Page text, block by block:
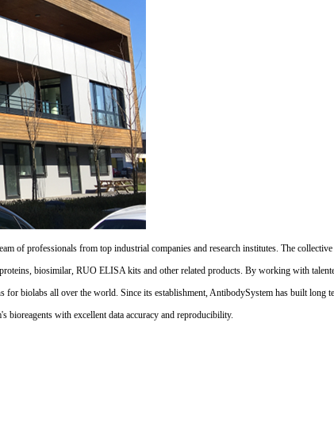
of professionals from top industrial companies and research institutes. The
biosimilar, RUO ELISA kits and other related products. By working with
biolabs all over the world. Since its establishment, AntibodySystem has built long
bioreagents with excellent data accuracy and reproducibility.